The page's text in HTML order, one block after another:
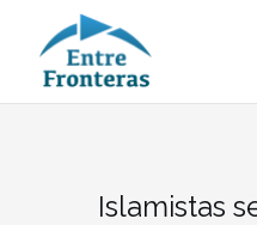
contenido
Islamistas